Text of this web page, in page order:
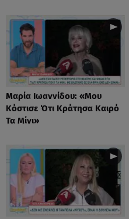
Μαρία Ιωαννίδου: «Μου
Κόστισε Ότι Κράτησα Καιρό
Τα Μίνι»